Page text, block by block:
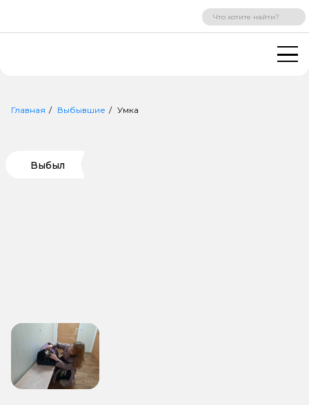
ВХОД РЕГИСТРАЦИЯ
Главная Выбывшие Умка
Выбыл